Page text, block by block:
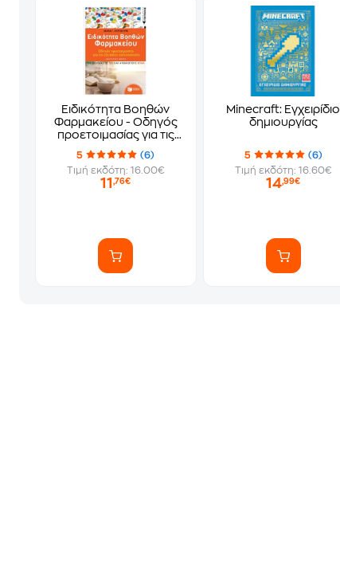
Ειδικότητα Βοηθών
Φαρμακείου - Οδηγός
προετοιμασίας για τις
εξετάσεις πιστοποίησης
5
(6)
Τιμή εκδότη: 16.00€
11,76€
Minecraft: Εγχειρίδιο
δημιουργίας
5
(6)
Τιμή εκδότη: 16.60€
14,99€